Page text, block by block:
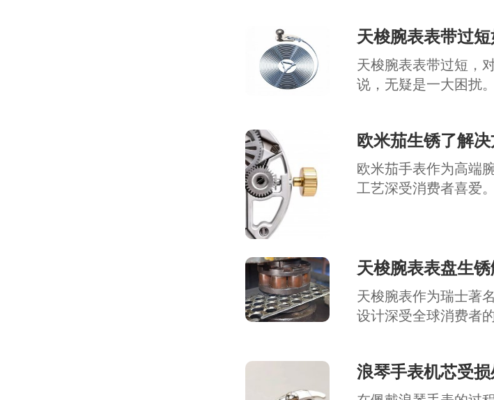
天梭腕表表带过
天梭腕表表带过短，
说，无疑是一大困扰
欧米茄生锈了解
欧米茄手表作为高端
工艺深受消费者喜爱
天梭腕表表盘生
天梭腕表作为瑞士著
设计深受全球消费者
浪琴手表机芯受